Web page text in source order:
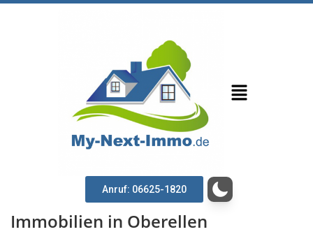
Anruf: 06625-1820
Immobilien in Oberellen